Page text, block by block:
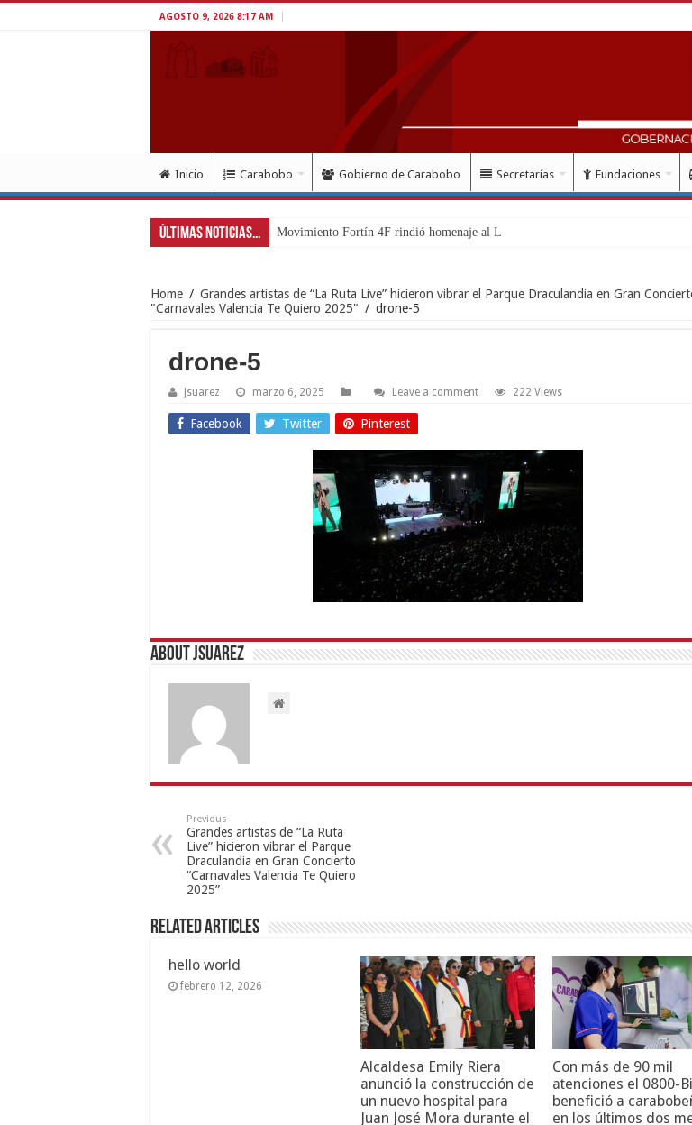
AGOSTO 9, 2026 8:17 AM
Inicio Carabobo Gobierno de Carabobo Secretarías Fundaciones
Últimas Noticias... Movimiento Fortín 4F rindió homenaje al Libertador Simón
Home / Grandes artistas de “La Ruta Live” hicieron vibrar el Parque Draculandia en Gran
"Carnavales Valencia Te Quiero 2025" / drone-5
drone-5
Jsuarez marzo 6, 2025 Leave a comment 222 Views
Facebook Twitter Pinterest
About Jsuarez
Previous
Grandes artistas de “La Ruta
Live” hicieron vibrar el Parque
Draculandia en Gran Concierto
“Carnavales Valencia Te Quiero
2025”
Related Articles
hello world
febrero 12, 2026
Alcaldesa Emily Riera
anunció la construcción de
un nuevo hospital para
Juan José Mora durante el
Con más de 90 mil
atenciones el 0800-
benefició a
en los últimos dos